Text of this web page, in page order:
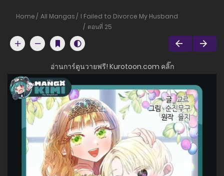
Home All Mangas
I Failed to Divorce My Husband
ตอนที่ 25
อ่านการ์ตูนวายฟรี! Kurotoon.com คลิ๊ก